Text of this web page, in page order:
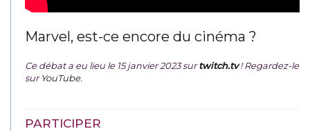
Marvel, est-ce encore du cinéma ?
Ce débat a eu lieu le 15 janvier 2023 surtwitch.tv ! Regardez-le
surYouTube.
PARTICIPER